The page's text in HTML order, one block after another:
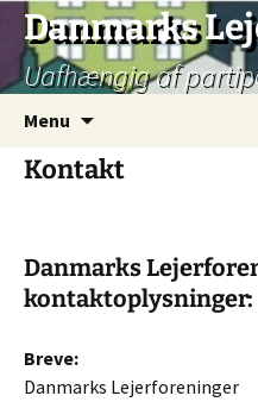
Hop
indhold
Danmarks
Uafhængig af
Menu
Kontakt
Danmarks
kontaktoplysninger:
Breve:
Danmarks Lejerforeninger